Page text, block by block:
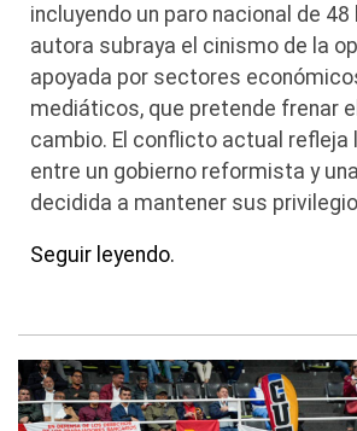
incluyendo un paro nacional de 48
autora subraya el cinismo de la
apoyada por sectores
mediáticos, que pretende frenar
cambio. El conflicto actual refleja
entre un gobierno reformista y
decidida a mantener sus
Seguir leyendo.